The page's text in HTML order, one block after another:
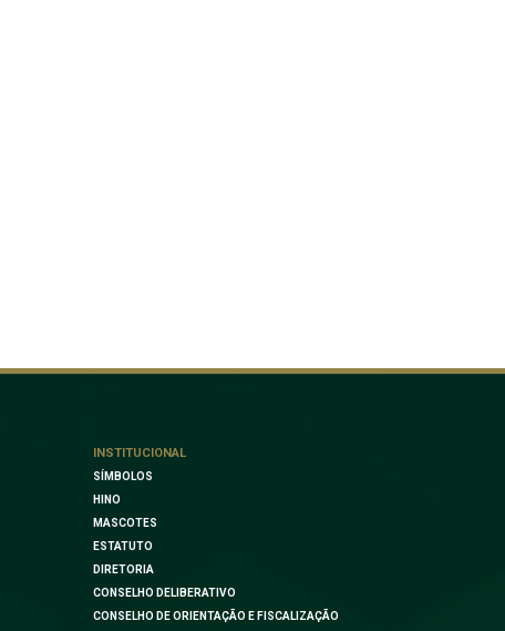
INSTITUCIONAL
SÍMBOLOS
HINO
MASCOTES
ESTATUTO
DIRETORIA
CONSELHO DELIBERATIVO
CONSELHO DE ORIENTAÇÃO E FISCALIZAÇÃO